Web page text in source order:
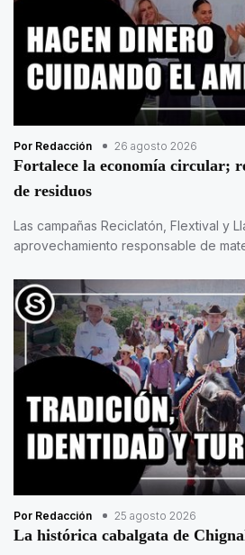
Por Redacción 26 agosto 2026
Fortalece la economía circular;
de residuos
Las campañas Reciclatón, Flextival y
aprovechamiento responsable de
Por Redacción 25 agosto 2026
La histórica cabalgata de